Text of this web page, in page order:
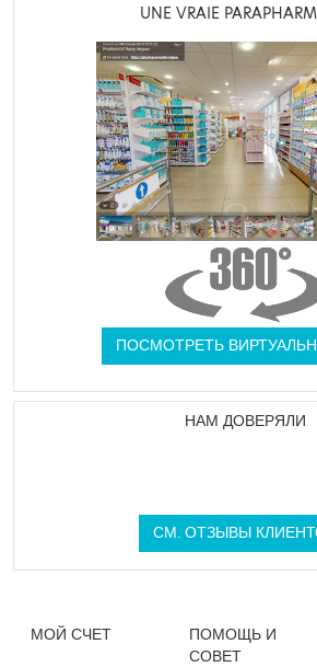
UNE VRAIE
ПОСМОТРЕТЬ
НАМ ДОВЕРЯЛИ
СМ. ОТЗЫВЫ
МОЙ СЧЕТ
ПОМОЩЬ И
СОВЕТ